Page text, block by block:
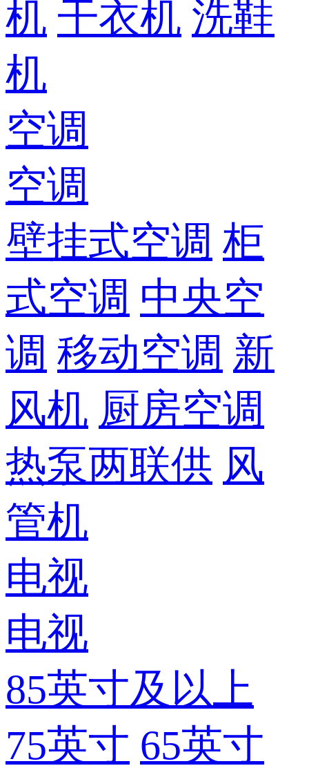
机 干衣机 洗鞋
机
空调
空调
壁挂式空调 柜
式空调 中央空
调 移动空调 新
风机 厨房空调
热泵两联供 风
管机
电视
电视
85英寸及以上
75英寸 65英寸